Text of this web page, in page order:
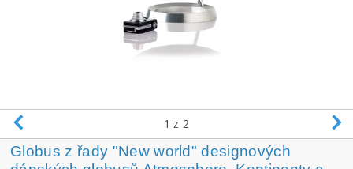
1 z 2
Globus z řady "New world" designových